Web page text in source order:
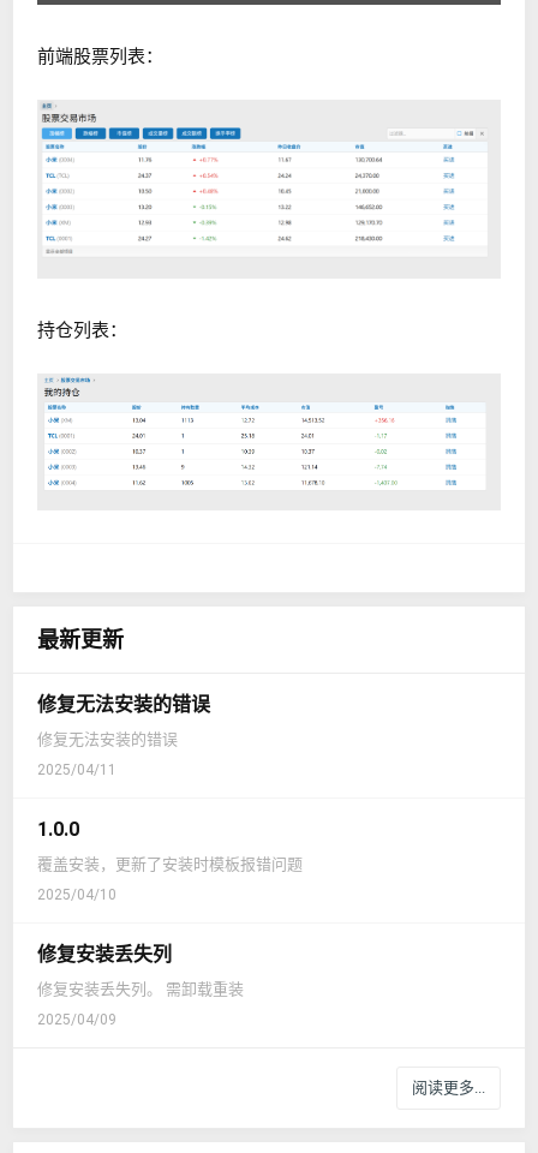
前端股票列表：
持仓列表：
最新更新
修复无法安装的错误
修复无法安装的错误
2025/04/11
1.0.0
覆盖安装，更新了安装时模板报错问题
2025/04/10
修复安装丢失列
修复安装丢失列。 需卸载重装
2025/04/09
阅读更多...